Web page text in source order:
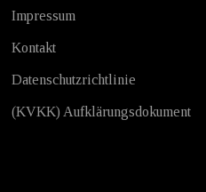
Impressum
Kontakt
Datenschutzrichtlinie
(KVKK) Aufklärungsdokument